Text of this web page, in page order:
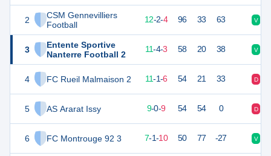
2
CSM Gennevilliers
Football
3
Entente Sportive
Nanterre Football 2
4 FC Rueil Malmaison 2
5 AS Ararat Issy
6 FC Montrouge 92 3
38 12-2-4 96 33 63 V
37 11-4-3 58 20 38 V
34 18 11-1-6 54 21 33 D
9-0-9 54 54 0 D
22 7-1-10 50 77 -27 V